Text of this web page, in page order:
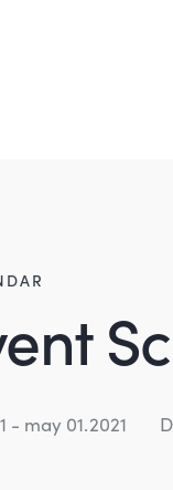
- may 01.2021